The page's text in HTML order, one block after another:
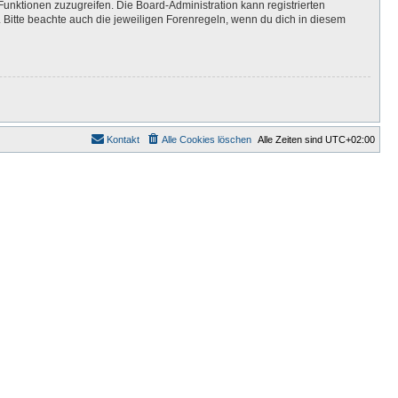
zuzugreifen. Die Board-Administration kann registrierten
beachte auch die jeweiligen Forenregeln, wenn du dich in diesem
Alle Zeiten sind UTC+02:00
Alle Cookies löschen
Kontakt